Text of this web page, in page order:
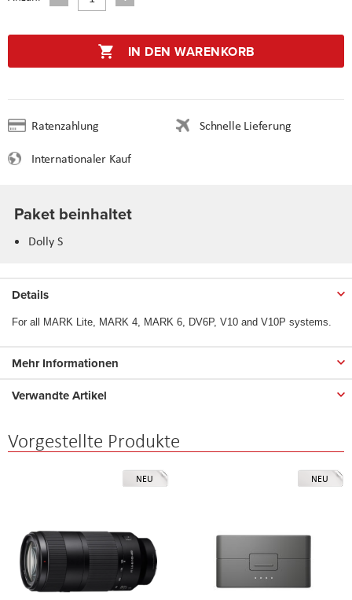
IN DEN WARENKORB
Ratenzahlung
Schnelle Lieferung
Internationaler Kauf
Paket beinhaltet
Dolly S
Details
For all MARK Lite, MARK 4, MARK 6, DV6P, V10 and V10P systems.
Mehr Informationen
Verwandte Artikel
Vorgestellte Produkte
NEU NEU